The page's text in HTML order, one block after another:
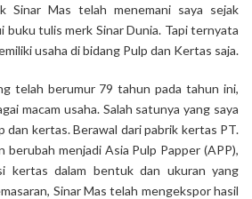
Sinar Mas telah menemani saya sejak
buku tulis merk Sinar Dunia. Tapi ternyata
usaha di bidang Pulp dan Kertas saja.
telah berumur 79 tahun pada tahun ini,
macam usaha. Salah satunya yang saya
dan kertas. Berawal dari pabrik kertas PT.
berubah menjadi Asia Pulp Papper (APP),
kertas dalam bentuk dan ukuran yang
Sinar Mas telah mengekspor hasil